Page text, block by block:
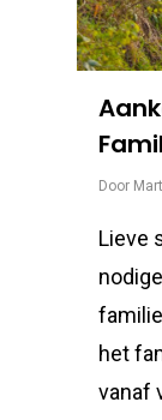
Door
Lieve
het
vanaf